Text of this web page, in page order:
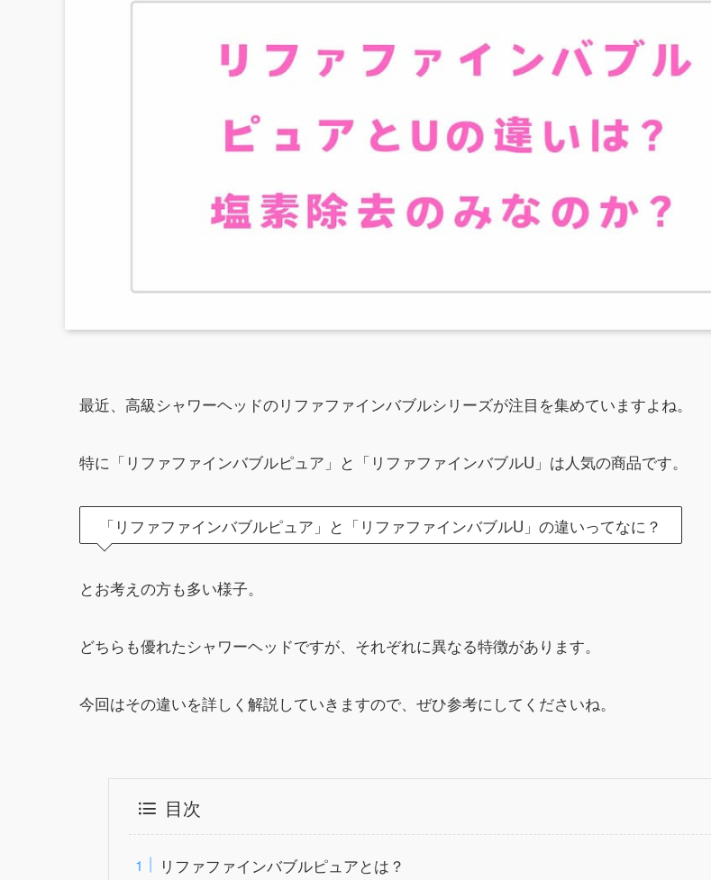
最近、高級シャワーヘッドのリファファインバブルシリーズが注目を集めていますよね。
特に「リファファインバブルピュア」と「リファファインバブルU」は人気の商品です。
「リファファインバブルピュア」と「リファファインバブルU」の違いってなに？
とお考えの方も多い様子。
どちらも優れたシャワーヘッドですが、それぞれに異なる特徴があります。
今回はその違いを詳しく解説していきますので、ぜひ参考にしてくださいね。
目次
リファファインバブルピュアとは？